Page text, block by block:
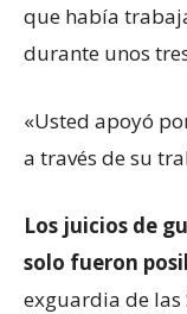
que había
durante unos
«Usted apoyó
a través de su
Los juicios de
solo fueron
exguardia de las